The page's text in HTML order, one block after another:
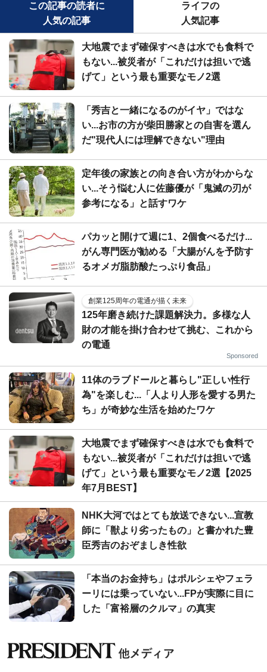
この記事の読者に
人気の記事
ライフの
人気記事
大地震でまず確保すべきは水でも食料で
もない...被災者が「これだけは担いで逃
げて」という最も重要なモノ2選
「秀吉と一緒になるのがイヤ」ではな
い...お市の方が柴田勝家との自害を選ん
だ"現代人には理解できない"理由
定年後の家族との向き合い方がわからな
い...そう悩む人に佐藤優が「鬼滅の刃が
参考になる」と話すワケ
パカッと開けて週に1、2個食べるだけ...
がん専門医が勧める「大腸がんを予防す
るオメガ脂肪酸たっぷり食品」
創業125周年の電通が描く未来
125年磨き続けた課題解決力。多様な人
財の才能を掛け合わせて挑む、これから
の電通
Sponsored
11体のラブドールと暮らし"正しい性行
為"を楽しむ...「人より人形を愛する男た
ち」が奇妙な生活を始めたワケ
大地震でまず確保すべきは水でも食料で
もない...被災者が「これだけは担いで逃
げて」という最も重要なモノ2選【2025
年7月BEST】
NHK大河ではとても放送できない...宣教
師に「獣より劣ったもの」と書かれた豊
臣秀吉のおぞましき性欲
「本当のお金持ち」はポルシェやフェラ
ーリには乗っていない...FPが実際に目に
した「富裕層のクルマ」の真実